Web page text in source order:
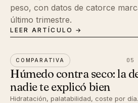
peso, con datos de catorce
último trimestre.
LEER ARTÍCULO →
COMPARATIVA 05
Húmedo contra seco: la
nadie te explicó bien
Hidratación, palatabilidad, coste por